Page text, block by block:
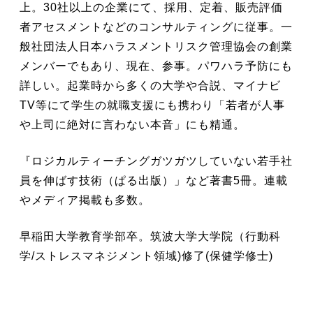
上。30社以上の企業にて、採用、定着、販売評価
者アセスメントなどのコンサルティングに従事。一
般社団法人日本ハラスメントリスク管理協会の創業
メンバーでもあり、現在、参事。パワハラ予防にも
詳しい。起業時から多くの大学や合説、マイナビ
TV等にて学生の就職支援にも携わり「若者が人事
や上司に絶対に言わない本音」にも精通。
『ロジカルティーチングガツガツしていない若手社
員を伸ばす技術（ぱる出版）」など著書5冊。連載
やメディア掲載も多数。
早稲田大学教育学部卒。筑波大学大学院（行動科
学/ストレスマネジメント領域)修了(保健学修士)